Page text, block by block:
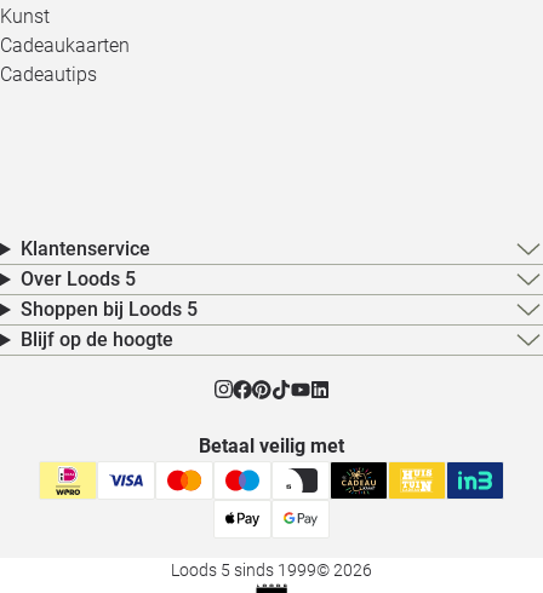
Kunst
Cadeaukaarten
Cadeautips
Klantenservice
Over Loods 5
Shoppen bij Loods 5
Blijf op de hoogte
Betaal veilig met
Loods 5 sinds 1999© 2026